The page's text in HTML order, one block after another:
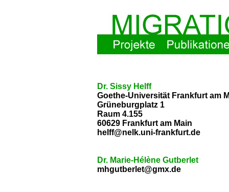
Dr. Sissy Helff
Goethe-Universität Frankfurt am
Grüneburgplatz 1
Raum 4.155
60629 Frankfurt am Main
helff@nelk.uni-frankfurt.de
Dr. Marie-Hélène Gutberlet
mhgutberlet@gmx.de